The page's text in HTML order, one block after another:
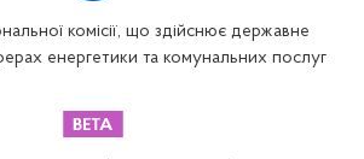
комісії, що здійснює державне
енергетики та комунальних послуг